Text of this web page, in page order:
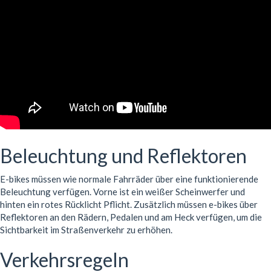
Beleuchtung und Reflektoren
E-bikes müssen wie normale Fahrräder über eine funktionierende
Beleuchtung verfügen. Vorne ist ein weißer Scheinwerfer und
hinten ein rotes Rücklicht Pflicht. Zusätzlich müssen e-bikes über
Reflektoren an den Rädern, Pedalen und am Heck verfügen, um die
Sichtbarkeit im Straßenverkehr zu erhöhen.
Verkehrsregeln